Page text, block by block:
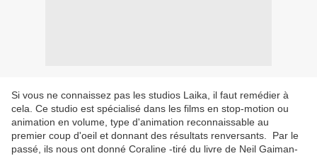
Si vous ne connaissez pas les studios Laika, il faut remédier à
cela. Ce studio est spécialisé dans les films en stop-motion ou
animation en volume, type d'animation reconnaissable au
premier coup d'oeil et donnant des résultats renversants. Par le
passé, ils nous ont donné Coraline -tiré du livre de Neil Gaiman-